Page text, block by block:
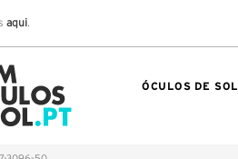
aqui.
ÓCULOS DE SOL